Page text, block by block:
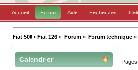
Accueil Forum Aide Rechercher
Fiat 500 • Fiat 126 » Forum» Forum technique»
Calendrier Pages: